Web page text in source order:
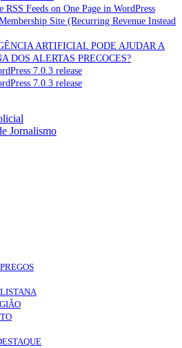
Feeds on One Page in WordPress
Site (Recurring Revenue Instead
ARTIFICIAL PODE AJUDAR A
DOS ALERTAS PRECOCES?
7.0.3 release
7.0.3 release
Jornalismo